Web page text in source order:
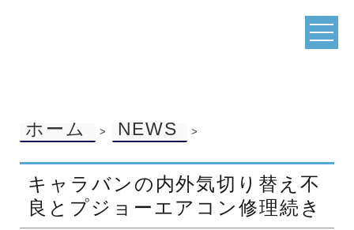
ホーム > NEWS >
キャラバンの内外気切り替え不
良とプジョーエアコン修理続き